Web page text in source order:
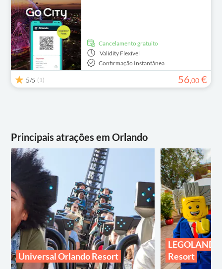
Cancelamento gratuito
Validity Flexível
Confirmação Instantânea
5/5 (1) 56,00 €
Principais atrações em Orlando
Universal Orlando Resort
Resort